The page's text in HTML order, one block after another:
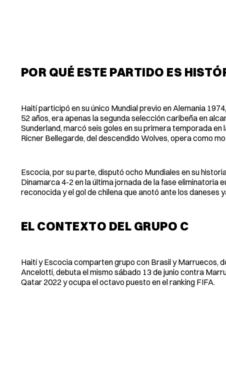
POR QUÉ ESTE PARTIDO ES
Haití participó en su único Mundial previo en Alemania
52 años, era apenas la segunda selección caribeña en
Sunderland, marcó seis goles en su primera temporada
Ricner Bellegarde, del descendido Wolves, opera como
Escocia, por su parte, disputó ocho Mundiales en su
Dinamarca 4-2 en la última jornada de la fase eliminatoria
reconocida y el gol de chilena que anotó ante los daneses
EL CONTEXTO DEL GRUPO C
Haití y Escocia comparten grupo con Brasil y Marruecos,
Ancelotti, debuta el mismo sábado 13 de junio contra
Qatar 2022 y ocupa el octavo puesto en el ranking FIFA.